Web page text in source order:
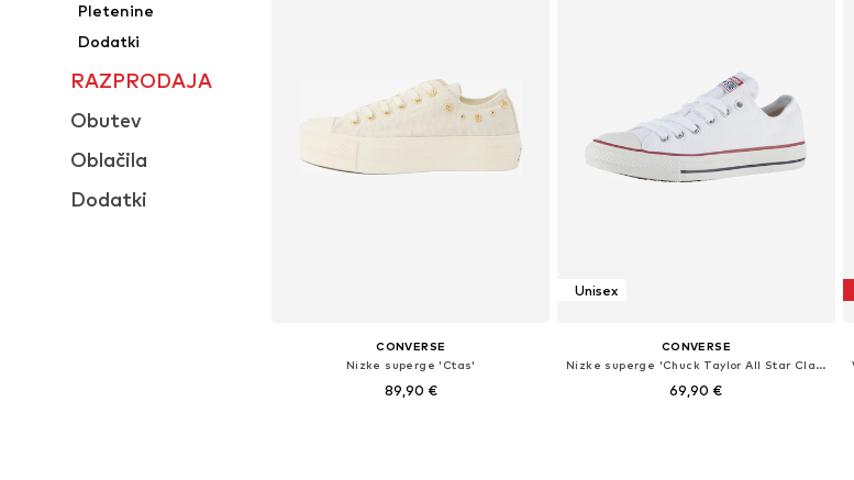
Pletenine
Dodatki
RAZPRODAJA
Obutev
Oblačila
Dodatki
CONVERSE
Nizke superge 'Ctas'
89,90 €
Unisex
CONVERSE
Nizke superge 'Chuck Taylor All Star Classic'
69,90 €